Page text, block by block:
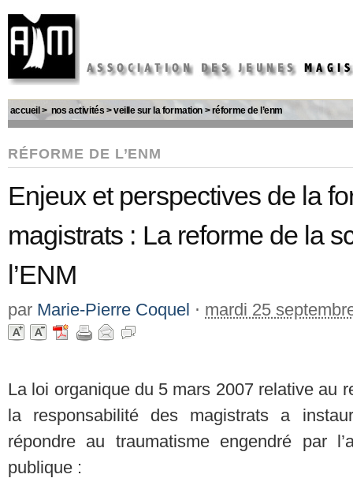
accueil > nos activités >veille sur la formation >réforme de l’enm
RÉFORME DE L’ENM
Enjeux et perspectives de la
magistrats : La reforme de la
l’ENM
par Marie-Pierre Coquel ⋅ mardi 25
La loi organique du 5 mars 2007 relative au
la responsabilité des magistrats a
répondre au traumatisme engendré par
publique :